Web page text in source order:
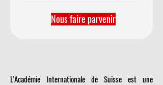
L'Académie Internationale de Suisse est une
Nous faire parvenir